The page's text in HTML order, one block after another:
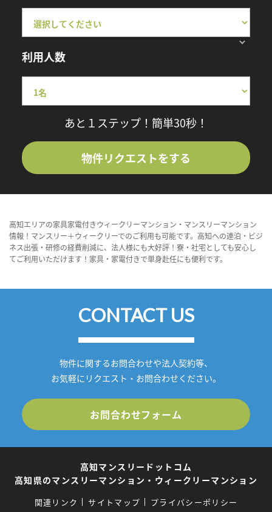
利用人数
あと１ステップ！簡単30秒！
物件リクエストをする
高知エリアの家具家電付きウィークリーマンション・マンスリーマンション
情報！マンスリー＋ウィークリーでのご利用も可能です。高知への連泊・ビジ
ネス出張・研修の経費削減に、法人様にも大好評！寮・社宅としても安心し
てご利用いただけます！家具・家電付きで単身赴任にも便利です。
CONTACT US
物件に関するお問合わせや法人契約等、
お気軽にリクエスト・お問合わせください。
お問合わせフォーム
高知マンスリードットコム
高知県のマンスリーマンション・ウィークリーマンション
関連リンク サイトマップ プライバシーポリシー